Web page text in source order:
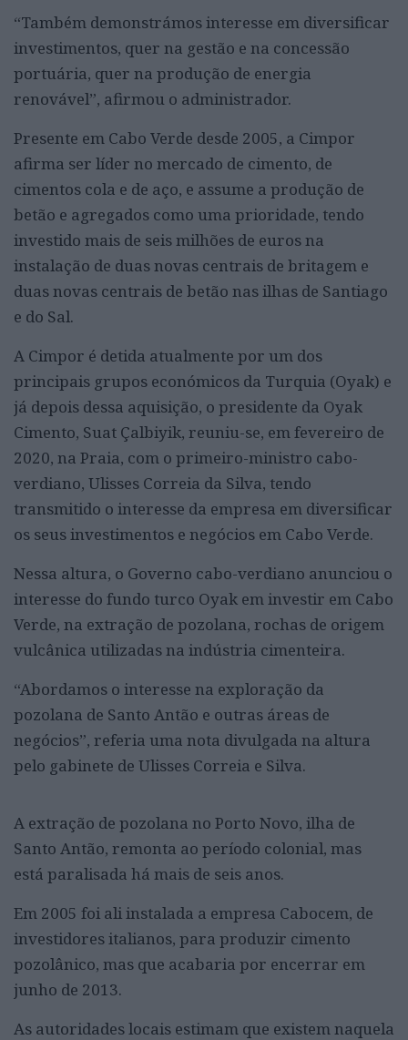
“Também demonstrámos interesse em diversificar
investimentos, quer na gestão e na concessão
portuária, quer na produção de energia
renovável”, afirmou o administrador.
Presente em Cabo Verde desde 2005, a Cimpor
afirma ser líder no mercado de cimento, de
cimentos cola e de aço, e assume a produção de
betão e agregados como uma prioridade, tendo
investido mais de seis milhões de euros na
instalação de duas novas centrais de britagem e
duas novas centrais de betão nas ilhas de Santiago
e do Sal.
A Cimpor é detida atualmente por um dos
principais grupos económicos da Turquia (Oyak) e
já depois dessa aquisição, o presidente da Oyak
Cimento, Suat Çalbiyik, reuniu-se, em fevereiro de
2020, na Praia, com o primeiro-ministro cabo-
verdiano, Ulisses Correia da Silva, tendo
transmitido o interesse da empresa em diversificar
os seus investimentos e negócios em Cabo Verde.
Nessa altura, o Governo cabo-verdiano anunciou o
interesse do fundo turco Oyak em investir em Cabo
Verde, na extração de pozolana, rochas de origem
vulcânica utilizadas na indústria cimenteira.
“Abordamos o interesse na exploração da
pozolana de Santo Antão e outras áreas de
negócios”, referia uma nota divulgada na altura
pelo gabinete de Ulisses Correia e Silva.
A extração de pozolana no Porto Novo, ilha de
Santo Antão, remonta ao período colonial, mas
está paralisada há mais de seis anos.
Em 2005 foi ali instalada a empresa Cabocem, de
investidores italianos, para produzir cimento
pozolânico, mas que acabaria por encerrar em
junho de 2013.
As autoridades locais estimam que existem naquela